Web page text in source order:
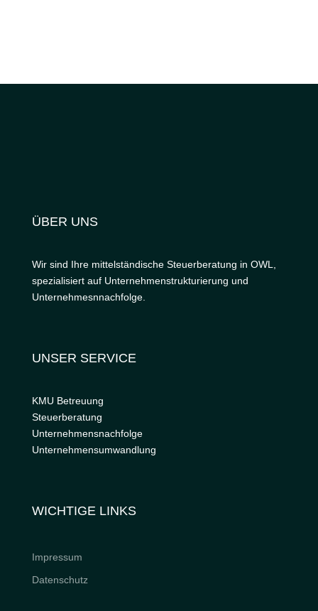
ÜBER UNS
Wir sind Ihre mittelständische Steuerberatung in OWL,
spezialisiert auf Unternehmenstrukturierung und
Unternehmesnnachfolge.
UNSER SERVICE
KMU Betreuung
Steuerberatung
Unternehmensnachfolge
Unternehmensumwandlung
WICHTIGE LINKS
Impressum
Datenschutz